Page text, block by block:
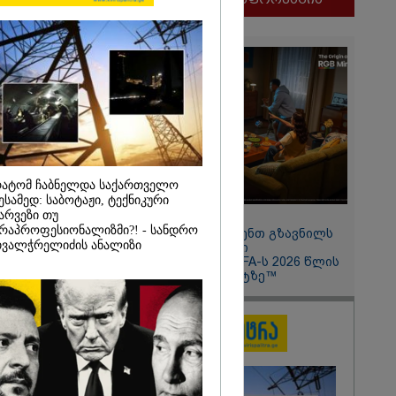
-
და
მათ
მიგრანტი,
ორსული
ჩადენილი
5-ჯერ
Hisense წარმოგიდგენთ გზავნილს
"ინოვაციები უკეთესი
ცხოვრებისათვის" FIFA-ს 2026 წლის
მსოფლიო ჩემპიონატზე™
ჩაბნელდა საქართველო
საბოტაჟი, ტექნიკური
თუ
- სანდრო
ანალიზი